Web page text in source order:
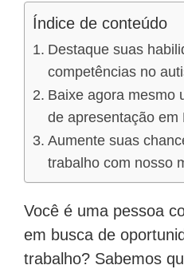
Índice de conteúdo
Destaque suas
competências no
Baixe agora mesmo
de apresentação em
Aumente suas
trabalho com nosso
Você é uma pessoa
em busca de
trabalho? Sabemos